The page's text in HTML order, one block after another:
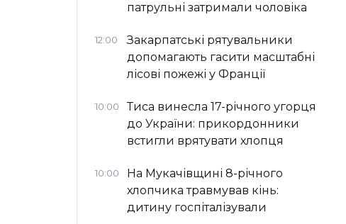
патрульні затримали чоловіка
12:00
Закарпатські рятувальники
допомагають гасити масштабні
лісові пожежі у Франції
10:00
Тиса винесла 17-річного угорця
до України: прикордонники
встигли врятувати хлопця
10:00
На Мукачівщині 8-річного
хлопчика травмував кінь:
дитину госпіталізували